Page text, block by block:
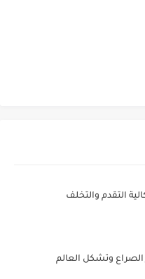
التقدم والتخلف
وتشكل العالم